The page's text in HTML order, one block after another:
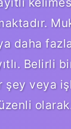
daha
Belirli
veya